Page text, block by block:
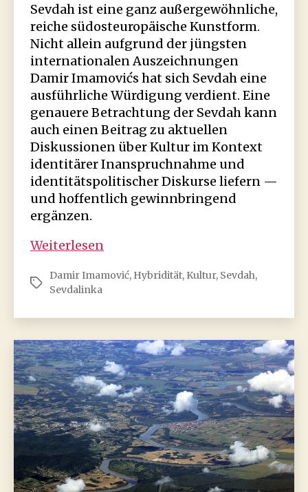
Sevdah ist eine ganz außergewöhnliche,
reiche südosteuropäische Kunstform.
Nicht allein aufgrund der jüngsten
internationalen Auszeichnungen
Damir Imamovićs hat sich Sevdah eine
ausführliche Würdigung verdient. Eine
genauere Betrachtung der Sevdah kann
auch einen Beitrag zu aktuellen
Diskussionen über Kultur im Kontext
identitärer Inanspruchnahme und
identitätspolitischer Diskurse liefern —
und hoffentlich gewinnbringend
ergänzen.
Weiterlesen
die
Schlagwörter
Damir Imamović, Hybridität, Kultur, Sevdah,
Sevdalinka